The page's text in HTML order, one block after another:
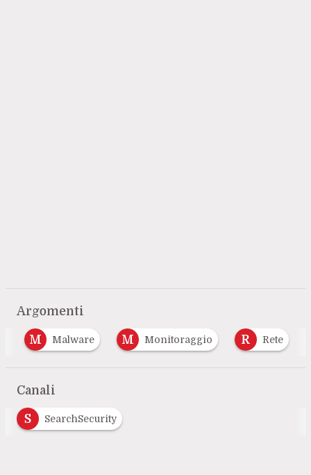
Argomenti
M Malware M Monitoraggio R Rete
Canali
S SearchSecurity